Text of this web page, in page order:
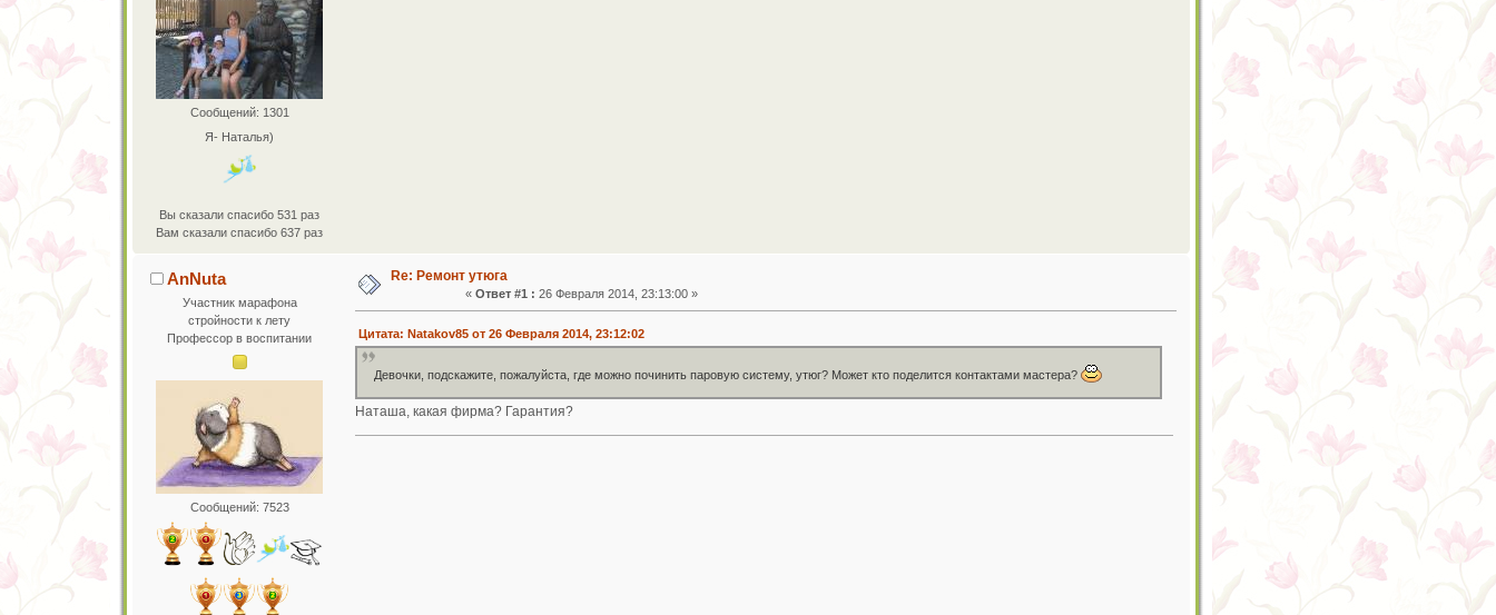
Сообщений: 1301
Я- Наталья)
Вы сказали спасибо 531 раз
Вам сказали спасибо 637 раз
AnNuta
Участник марафона
стройности к лету
Профессор в воспитании
Сообщений: 7523
Re: Ремонт утюга
« Ответ #1 : 26 Февраля 2014, 23:13:00 »
Цитата: Natakov85 от 26 Февраля 2014, 23:12:02
Девочки, подскажите, пожалуйста, где можно починить паровую систему, утюг? Может кто поделится контактами мастера?
Наташа, какая фирма? Гарантия?